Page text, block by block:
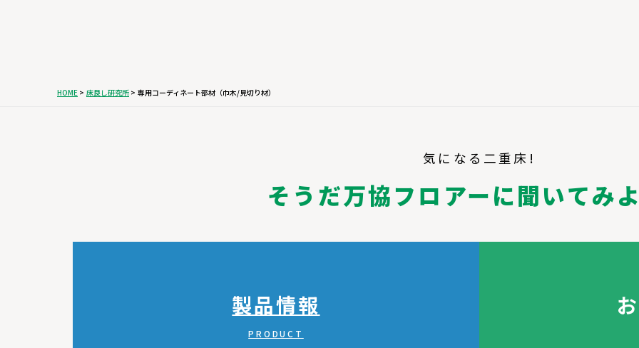
HOME 床良し研究所 専用コーディネート部材（巾木/見切り材）
気になる二重床!
そうだ万協フロアーに聞いてみよ
製品情報
PRODUCT